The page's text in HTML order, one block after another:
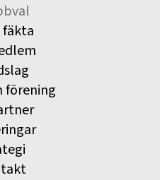
fäkta
förening